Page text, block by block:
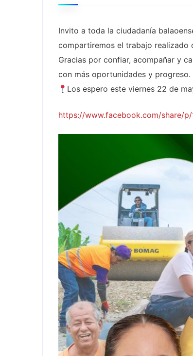
Invito a toda la ciudadanía
compartiremos el trabajo realizado
Gracias por confiar, acompañar y
con más oportunidades y progreso.
Los espero este viernes 22 de
https://www.facebook.com/share/p/